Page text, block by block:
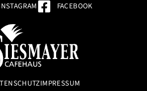
FACEBOOK
IMPRESSUM